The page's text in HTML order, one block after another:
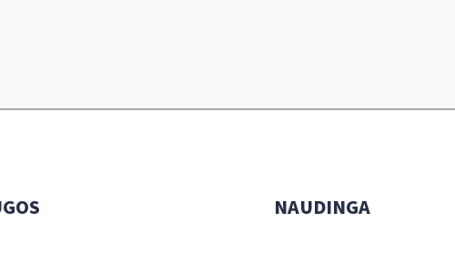
NAUDINGA